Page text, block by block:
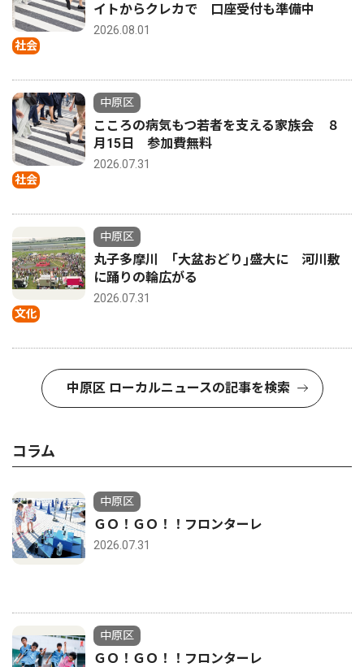
社会
イトからクレカで 口座受付も準備中
2026.08.01
社会
中原区
こころの病気もつ若者を支える家族会 ８
月15日 参加費無料
2026.07.31
文化
中原区
丸子多摩川 ｢大盆おどり｣盛大に 河川敷
に踊りの輪広がる
2026.07.31
中原区 ローカルニュースの記事を検索
コラム
中原区
ＧＯ！ＧＯ！！フロンターレ
2026.07.31
中原区
ＧＯ！ＧＯ！！フロンターレ